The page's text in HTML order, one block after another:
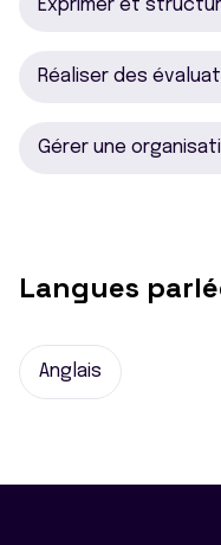
Exprimer et
Réaliser des
Gérer une
Langues
Anglais